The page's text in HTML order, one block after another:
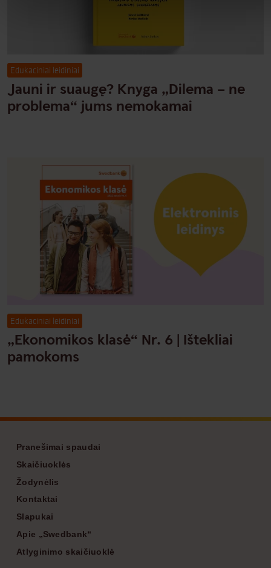
Edukaciniai leidiniai
Jauni ir suaugę? Knyga „Dilema – ne
problema“ jums nemokamai
Edukaciniai leidiniai
„Ekonomikos klasė“ Nr. 6 | Ištekliai
pamokoms
Footer
Pranešimai spaudai
Skaičiuoklės
Žodynėlis
Kontaktai
Slapukai
Apie „Swedbank“
Atlyginimo skaičiuoklė